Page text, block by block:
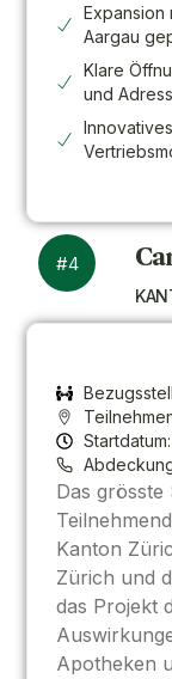
Expansion
Aargau
Klare
und
Innovatives
#4
Das grösste
Kanton
Zürich und
das Projekt
Apotheken